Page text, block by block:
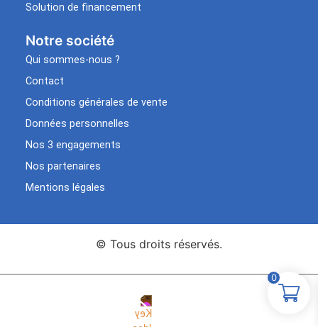
Solution de financement
Notre société
Qui sommes-nous ?
Contact
Conditions générales de vente
Données personnelles
Nos 3 engagements
Nos partenaires
Mentions légales
© Tous droits réservés.
0